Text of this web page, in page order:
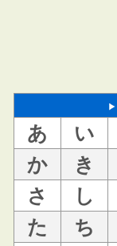
あ い
か
き
さ
し
た
ち